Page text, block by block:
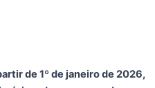
de 1º de janeiro de 2026,